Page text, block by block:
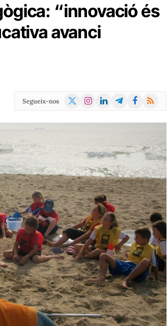
“innovació és
avanci
Segueix-nos
X
Instagram
LinkedInTelegramFacebook
RSS